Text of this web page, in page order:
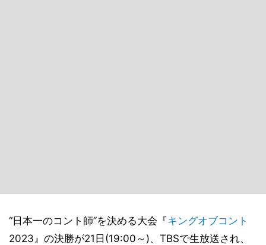
“日本一のコント師”を決める大会『キングオブコント
2023』の決勝が21日(19:00～)、TBSで生放送され、